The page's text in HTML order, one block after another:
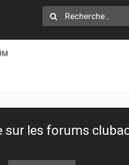
sur les forums